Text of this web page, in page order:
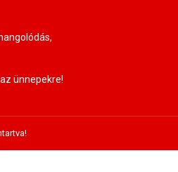
ünnepekre!